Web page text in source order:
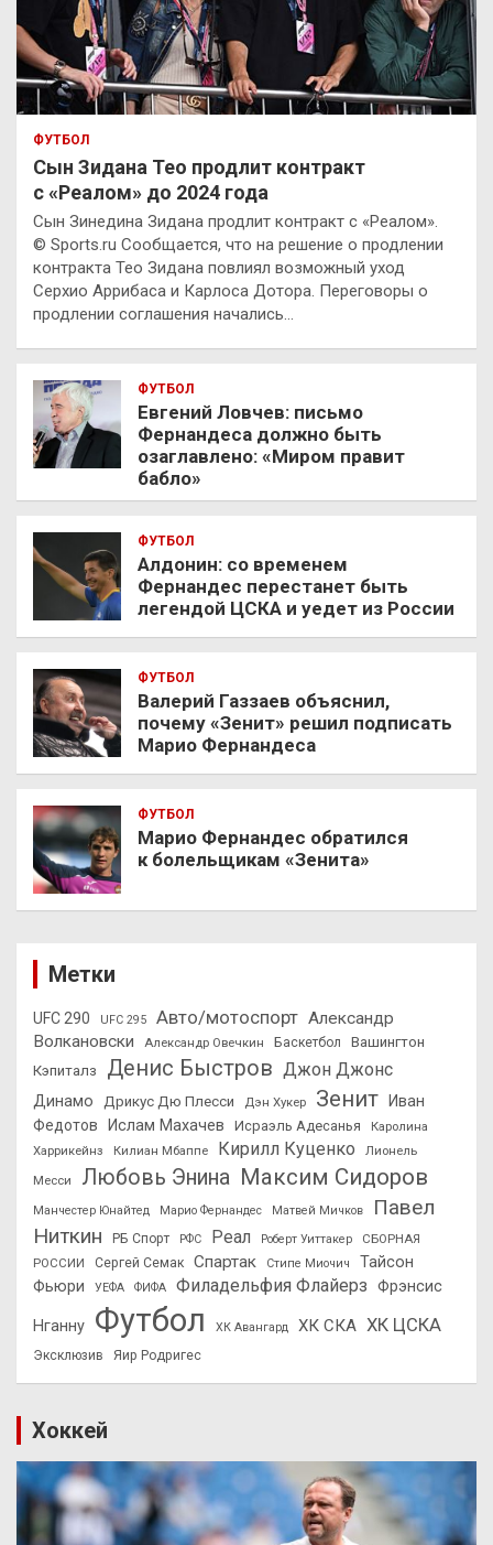
ФУТБОЛ
Сын Зидана Тео продлит контракт
с «Реалом» до 2024 года
Сын Зинедина Зидана продлит контракт с «Реалом».
© Sports.ru Сообщается, что на решение о продлении
контракта Тео Зидана повлиял возможный уход
Серхио Аррибаса и Карлоса Дотора. Переговоры о
продлении соглашения начались…
ФУТБОЛ
Евгений Ловчев: письмо
Фернандеса должно быть
озаглавлено: «Миром правит
бабло»
ФУТБОЛ
Алдонин: со временем
Фернандес перестанет быть
легендой ЦСКА и уедет из России
ФУТБОЛ
Валерий Газзаев объяснил,
почему «Зенит» решил подписать
Марио Фернандеса
ФУТБОЛ
Марио Фернандес обратился
к болельщикам «Зенита»
Метки
UFC 290 UFC 295 Авто/мотоспорт Александр
Волкановски
Александр Овечкин Баскетбол
Вашингтон
Кэпиталз
Денис Быстров Джон Джонс
Динамо Дрикус Дю Плесси Дэн Хукер Зенит Иван
Федотов
Ислам Махачев Исраэль Адесанья
Каролина
Харрикейнз
Килиан Мбаппе Кирилл Куценко
Лионель
Месси
Любовь Энина Максим Сидоров
Манчестер Юнайтед Марио Фернандес Матвей Мичков
Павел
Ниткин
РБ Спорт РФС Реал Роберт Уиттакер
СБОРНАЯ
РОССИИ
Сергей Семак Спартак Стипе Миочич
Тайсон
Фьюри
УЕФА ФИФА Филадельфия Флайерз Фрэнсис
Нганну Футбол ХК Авангард ХК СКА ХК ЦСКА
Эксклюзив Яир Родригес
Хоккей